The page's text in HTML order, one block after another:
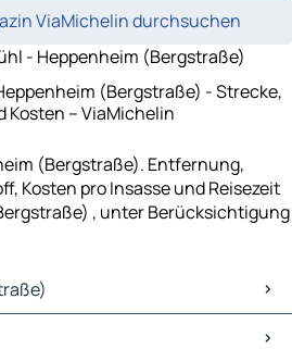
ViaMichelin durchsuchen
- Heppenheim (Bergstraße)
(Bergstraße) - Strecke,
Kosten – ViaMichelin
(Bergstraße). Entfernung,
Kosten pro Insasse und Reisezeit
, unter Berücksichtigung
Karten Stadtplan